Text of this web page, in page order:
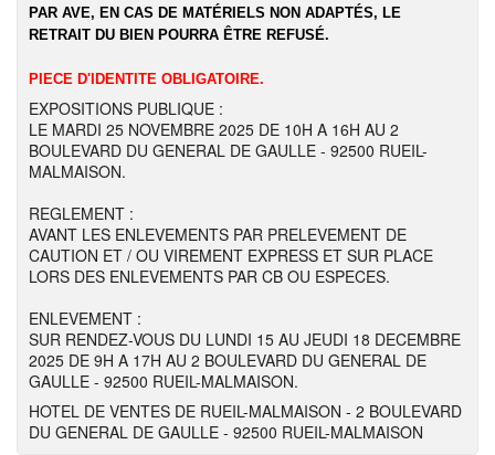
PAR AVE, EN CAS DE MATÉRIELS NON ADAPTÉS, LE
RETRAIT DU BIEN POURRA ÊTRE REFUSÉ.
PIECE D'IDENTITE OBLIGATOIRE.
EXPOSITIONS PUBLIQUE :
LE MARDI 25 NOVEMBRE 2025 DE 10H A 16H AU 2
BOULEVARD DU GENERAL DE GAULLE - 92500 RUEIL-
MALMAISON.
REGLEMENT :
AVANT LES ENLEVEMENTS PAR PRELEVEMENT DE
CAUTION ET / OU VIREMENT EXPRESS ET SUR PLACE
LORS DES ENLEVEMENTS PAR CB OU ESPECES.
ENLEVEMENT :
SUR RENDEZ-VOUS DU LUNDI 15 AU JEUDI 18 DECEMBRE
2025 DE 9H A 17H AU 2 BOULEVARD DU GENERAL DE
GAULLE - 92500 RUEIL-MALMAISON.
HOTEL DE VENTES DE RUEIL-MALMAISON - 2 BOULEVARD
DU GENERAL DE GAULLE - 92500 RUEIL-MALMAISON